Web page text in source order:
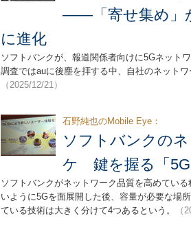
――「寄せ集め」
に進化
ソフトバンクが、報道関係者向けに5Gネット
調査ではauに後塵を拝する中、自社のネット
（2025/12/21）
石野純也のMobile Eye：
ソフトバンクの
ケ 鍵を握る「5G
ソフトバンクがネットワーク品質を高めてい
いように5Gを面展開した後、容量が必要な場
ている技術は大きく分けて4つあるという。
（